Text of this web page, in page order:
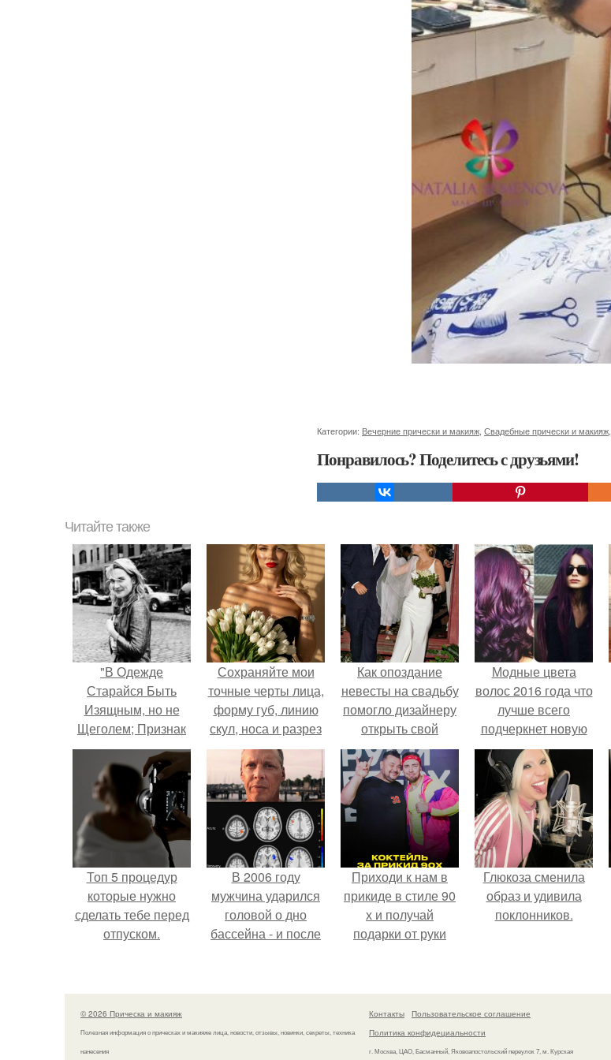
Категории: Вечерние прически и макияж, Свадебные прически и макияж,
Понравилось? Поделитесь с друзьями!
Читайте также
"В Одежде
Старайся Быть
Изящным, но не
Щеголем; Признак
Изящества -
Приличие, а
Признак
Щегольства -
Излишество" -
Сократ.
Сохраняйте мои
точные черты лица,
форму губ, линию
скул, носа и разрез
глаз.
Как опоздание
невесты на свадьбу
помогло дизайнеру
открыть свой
бренд.
Модные цвета
волос 2016 года что
лучше всего
подчеркнет новую
модную стрижку?
Топ 5 процедур
которые нужно
сделать тебе перед
отпуском.
В 2006 году
мужчина ударился
головой о дно
бассейна - и после
странным образом.
Приходи к нам в
прикиде в стиле 90
х и получай
подарки от руки
Глюкоза сменила
образ и удивила
поклонников.
© 2026 Прическа и макияж
Полезная информация о прическах и макияже лица, новости, отзывы, новинки, секреты, техника
нанесения
Контакты
Пользовательское соглашение
Политика конфидециальности
г. Москва, ЦАО, Басманный, Яковоапостольский переулок 7, м. Курская